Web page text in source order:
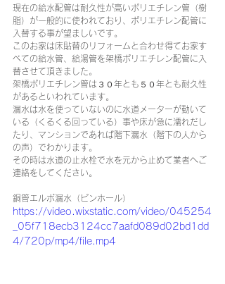
現在の給水配管は耐久性が高いポリエチレン管（樹
脂）が一般的に使われており、ポリエチレン配管に
入替する事が望ましいです。
このお家は床貼替のリフォームと合わせ得てお家す
べての給水管、給湯管を架橋ポリエチレン配管に入
替させて頂きました。
架橋ポリエチレン管は３０年とも５０年とも耐久性
があるといわれています。
漏水は水を使っていないのに水道メーターが動いて
いる（くるくる回っている）事や床が急に濡れだし
たり、マンションであれば階下漏水（階下の人から
の声）でわかります。
その時は水道の止水栓で水を元から止めて業者へご
連絡をしてください。
銅管エルボ漏水（ピンホール）
https://video.wixstatic.com/video/045254
_05f718ecb3124cc7aafd089d02bd1dd
4/720p/mp4/file.mp4